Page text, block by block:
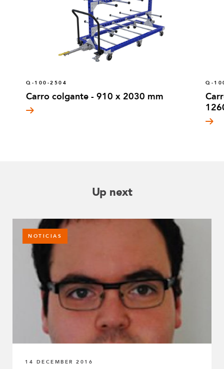
Q-100-2504
Carro colgante - 910 x 2030 mm
Q-
Up next
NOTICIAS
14 DECEMBER 2016